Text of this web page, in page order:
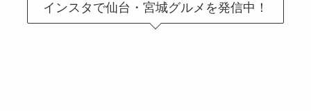
インスタで仙台・宮城グルメを発信中！